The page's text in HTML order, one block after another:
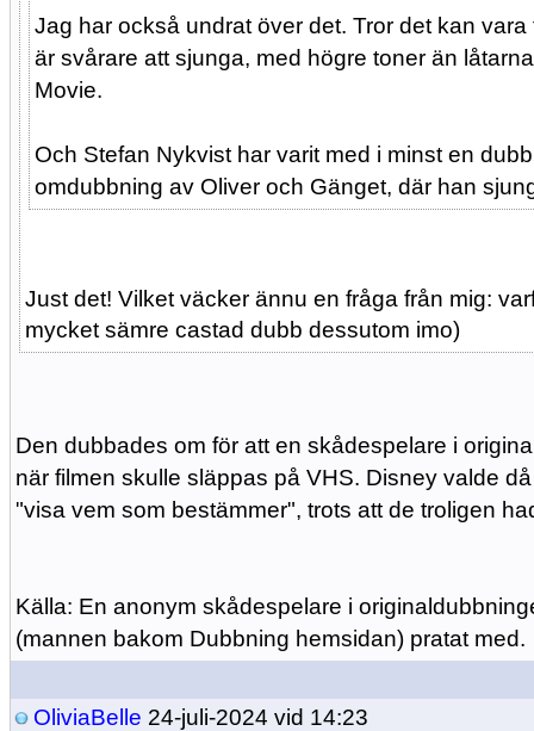
Jag har också undrat över det. Tror det kan
är svårare att sjunga, med högre toner än
Movie.
Och Stefan Nykvist har varit med i minst en
omdubbning av Oliver och Gänget, där han
Just det! Vilket väcker ännu en fråga från mig:
mycket sämre castad dubb dessutom imo)
Den dubbades om för att en skådespelare i
när filmen skulle släppas på VHS. Disney valde
"visa vem som bestämmer", trots att de troligen
Källa: En anonym skådespelare i
(mannen bakom Dubbning hemsidan) pratat med.
OliviaBelle 24-juli-2024 vid 14:23